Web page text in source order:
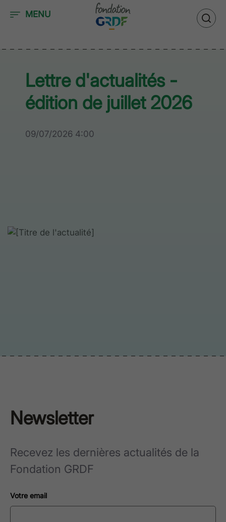
MENU
Lettre d'actualités -
édition de juillet 2026
09/07/2026 4:00
Newsletter
Recevez les dernières actualités de la
Fondation GRDF
Votre email